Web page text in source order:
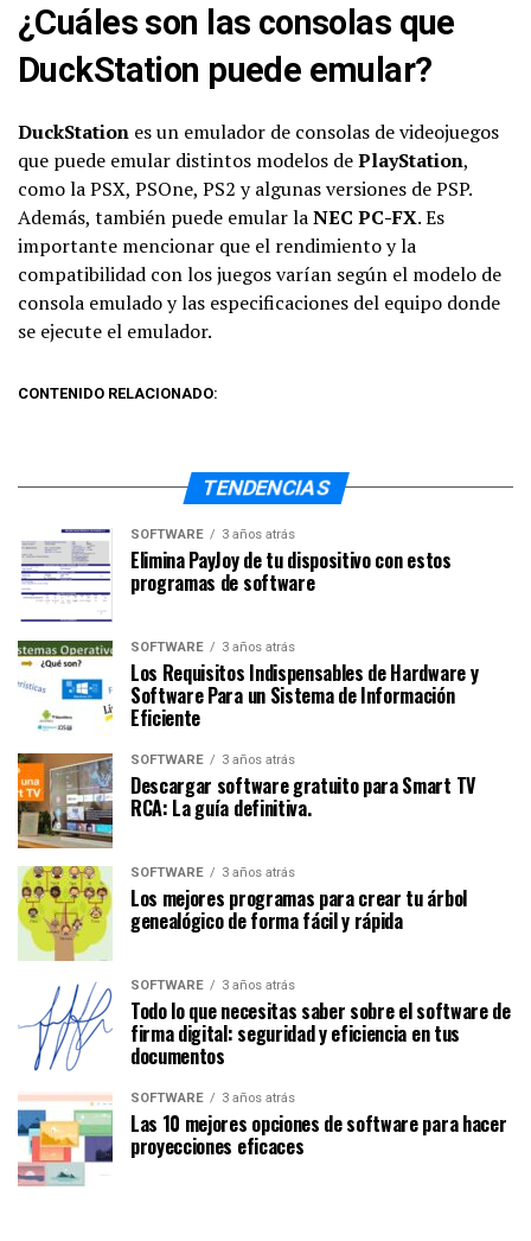
¿Cuáles son las consolas que
DuckStation puede emular?
DuckStation es un emulador de consolas de videojuegos
que puede emular distintos modelos dePlayStation,
como la PSX, PSOne, PS2 y algunas versiones de PSP.
Además, también puede emular laNEC PC-FX. Es
importante mencionar que el rendimiento y la
compatibilidad con los juegos varían según el modelo de
consola emulado y las especificaciones del equipo donde
se ejecute el emulador.
CONTENIDO RELACIONADO:
TENDENCIAS
SOFTWARE 3 años atrás
Elimina PayJoy de tu dispositivo con estos
programas de software
SOFTWARE 3 años atrás
Los Requisitos Indispensables de Hardware y
Software Para un Sistema de Información
Eficiente
SOFTWARE 3 años atrás
Descargar software gratuito para Smart TV
RCA: La guía definitiva.
SOFTWARE 3 años atrás
Los mejores programas para crear tu árbol
genealógico de forma fácil y rápida
SOFTWARE 3 años atrás
Todo lo que necesitas saber sobre el software de
firma digital: seguridad y eficiencia en tus
documentos
SOFTWARE 3 años atrás
Las 10 mejores opciones de software para hacer
proyecciones eficaces